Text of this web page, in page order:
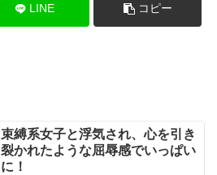
LINE コピー
束縛系女子と浮気され、心を引き
裂かれたような屈辱感でいっぱい
に！